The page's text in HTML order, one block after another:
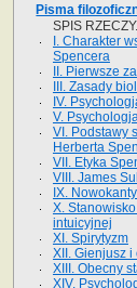
Pisma
SPIS RZECZY.
I. Charakter
Spencera
II. Pierwsze
III. Zasady
IV.
V.
VI. Podstawy
Herberta
VII. Etyka
VIII. James
IX.
X.
intuicyjnej
XI. Spirytyzm
XII. Gienjusz i
XIII. Obecny
XIV.